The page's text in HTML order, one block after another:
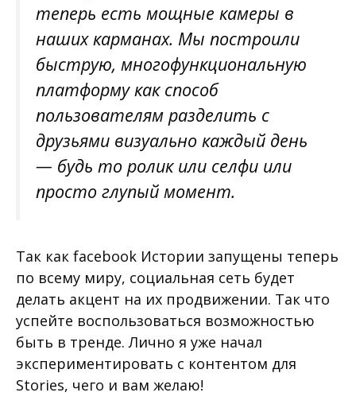
теперь есть мощные камеры в
наших карманах. Мы построили
быструю, многофункциональную
платформу как способ
пользователям разделить с
друзьями визуально каждый день
— будь то ролик или селфи или
просто глупый момент.
Так как facebook Истории запущены теперь
по всему миру, социальная сеть будет
делать акцент на их продвижении. Так что
успейте воспользоваться возможностью
быть в тренде. Лично я уже начал
экспериментировать с контентом для
Stories, чего и вам желаю!